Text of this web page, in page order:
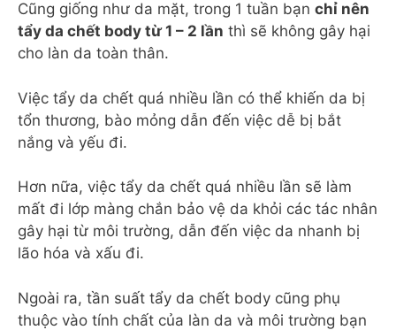
Cũng giống như da mặt, trong 1 tuần bạn chỉ nên
tẩy da chết body từ 1 – 2 lần thì sẽ không gây hại
cho làn da toàn thân.
Việc tẩy da chết quá nhiều lần có thể khiến da bị
tổn thương, bào mỏng dẫn đến việc dễ bị bắt
nắng và yếu đi.
Hơn nữa, việc tẩy da chết quá nhiều lần sẽ làm
mất đi lớp màng chắn bảo vệ da khỏi các tác nhân
gây hại từ môi trường, dẫn đến việc da nhanh bị
lão hóa và xấu đi.
Ngoài ra, tần suất tẩy da chết body cũng phụ
thuộc vào tính chất của làn da và môi trường bạn